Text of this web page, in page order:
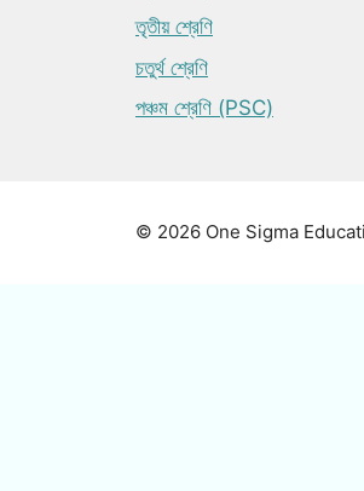
তৃতীয় শ্রেণি
চতুর্থ শ্রেণি
পঞ্চম শ্রেণি (PSC)
© 2026 One Sigma